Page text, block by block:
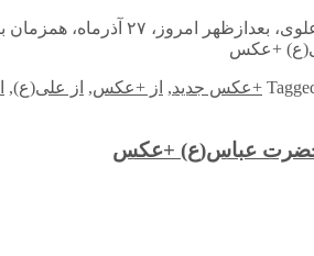
اسلام در صحن حرم مطهر امام علی(ع) در نجف اشرف برگزار شد.
+عکس
+عکس جدید, از +عکس, از علی(ع),
حضرت عباس(ع) +عکس